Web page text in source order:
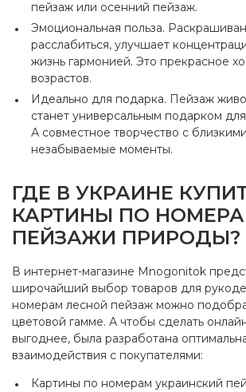
пейзаж или осенний пейзаж.
Эмоциональная польза.
расслабиться, улучшает
жизнь гармонией. Это прекрасное
возрастов.
Идеально для подарка. Пейзаж
станет универсальным подарком
А совместное творчество с
незабываемые моменты.
ГДЕ В УКРАИНЕ
КАРТИНЫ ПО
ПЕЙЗАЖИ ПРИРОДЫ?
В интернет-магазине Mnogonitok
широчайший выбор товаров для
номерам лесной пейзаж можно
цветовой гамме. А чтобы сделать
выгоднее, была разработана
взаимодействия с покупателями:
Картины по номерам украинский